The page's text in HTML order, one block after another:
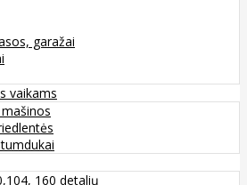
garažai
vaikams
160 detalių